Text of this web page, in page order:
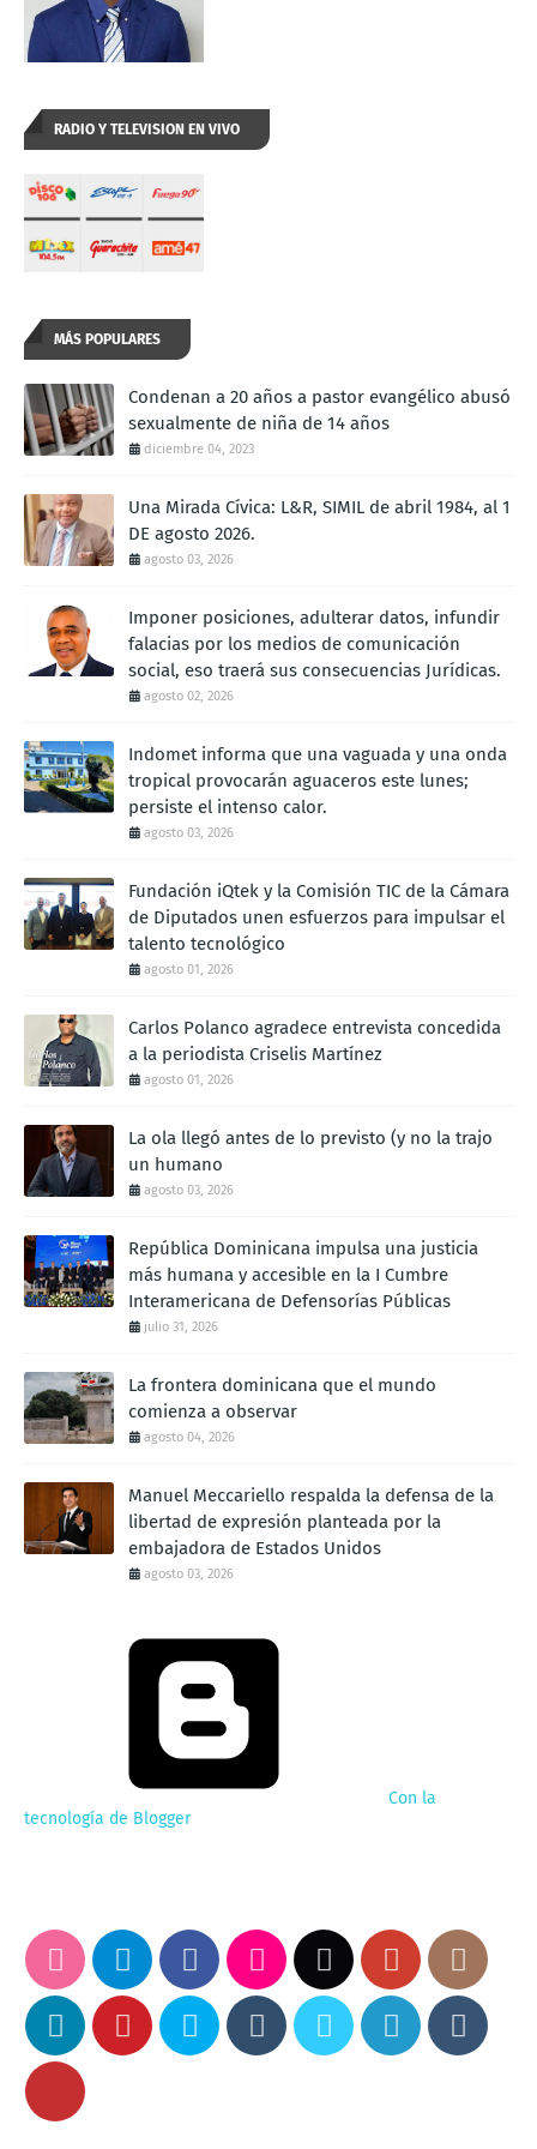
RADIO Y TELEVISION EN VIVO
MÁS POPULARES
Condenan a 20 años a pastor evangélico abusó
sexualmente de niña de 14 años
diciembre 04, 2023
Una Mirada Cívica: L&R, SIMIL de abril 1984, al 1
DE agosto 2026.
agosto 03, 2026
Imponer posiciones, adulterar datos, infundir
falacias por los medios de comunicación
social, eso traerá sus consecuencias Jurídicas.
agosto 02, 2026
Indomet informa que una vaguada y una onda
tropical provocarán aguaceros este lunes;
persiste el intenso calor.
agosto 03, 2026
Fundación iQtek y la Comisión TIC de la Cámara
de Diputados unen esfuerzos para impulsar el
talento tecnológico
agosto 01, 2026
Carlos Polanco agradece entrevista concedida
a la periodista Criselis Martínez
agosto 01, 2026
La ola llegó antes de lo previsto (y no la trajo
un humano
agosto 03, 2026
República Dominicana impulsa una justicia
más humana y accesible en la I Cumbre
Interamericana de Defensorías Públicas
julio 31, 2026
La frontera dominicana que el mundo
comienza a observar
agosto 04, 2026
Manuel Meccariello respalda la defensa de la
libertad de expresión planteada por la
embajadora de Estados Unidos
agosto 03, 2026
Con la
tecnología de Blogger